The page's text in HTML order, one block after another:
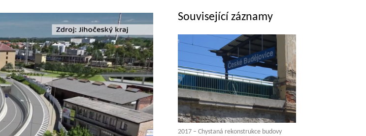
Související záznamy
2017 – Chystaná rekonstrukce budovy